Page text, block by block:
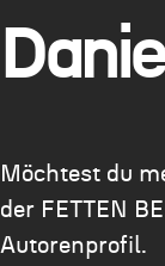
Möchtest du
der FETTEN
Autorenprofil.